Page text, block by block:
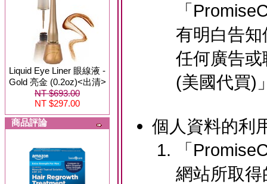
Liquid Eye Liner 眼線液 -
Gold 亮金 (0.2oz)<出清>
NT $693.00
NT $297.00
商品評論
「
有明白告
任何廣告
(美國代買)
個人資料的利
「
網站所取